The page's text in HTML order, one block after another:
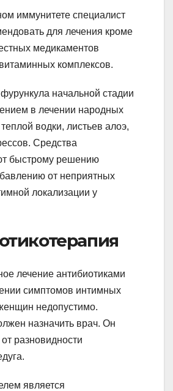
иммунитете специалист
для лечения кроме
медикаментов
комплексов.
начальной стадии
в лечении народных
водки, листьев алоэ,
Средства
быстрому решению
от неприятных
локализации у
лечение антибиотиками
симптомов интимных
недопустимо.
назначить врач. Он
от разновидности
является